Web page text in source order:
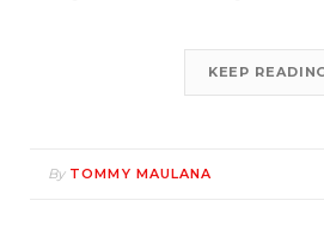
KEEP
By TOMMY MAULANA